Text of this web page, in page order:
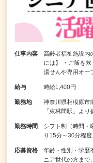
仕事内容
高齢者福祉施設内
には】 ・ご飯を
湯せんや専用オ
給与 時給1,400円
勤務地
神奈川県相模原市
「東林間駅」より
勤務時間
シフト制（時間・
り15分～30分程
応募資格
年齢・性別・学
ニア世代の方まで